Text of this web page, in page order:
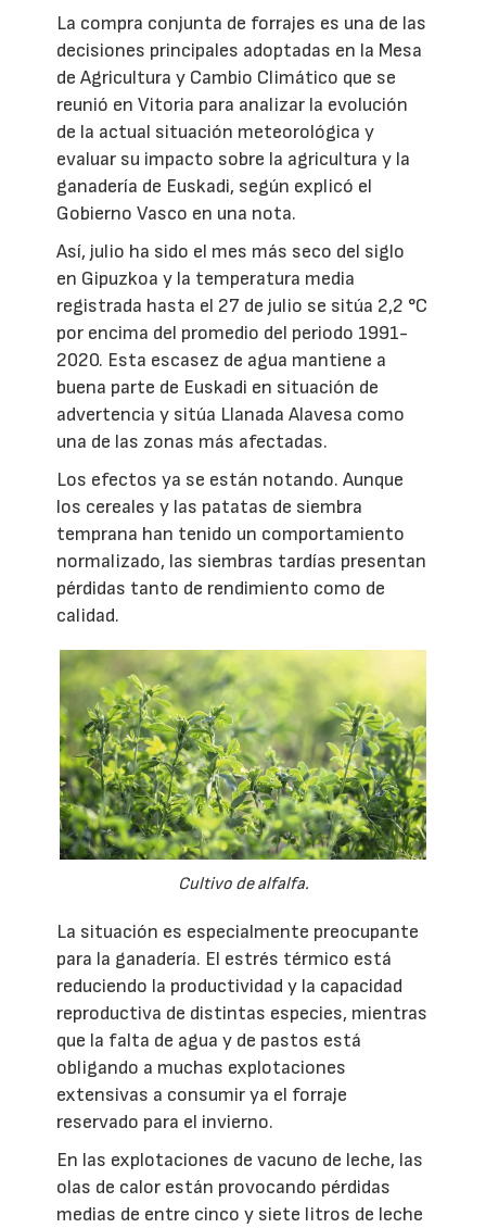
La compra conjunta de forrajes es una de las
decisiones principales adoptadas en la Mesa
de Agricultura y Cambio Climático que se
reunió en Vitoria para analizar la evolución
de la actual situación meteorológica y
evaluar su impacto sobre la agricultura y la
ganadería de Euskadi, según explicó el
Gobierno Vasco en una nota.
Así, julio ha sido el mes más seco del siglo
en Gipuzkoa y la temperatura media
registrada hasta el 27 de julio se sitúa 2,2 °C
por encima del promedio del periodo 1991-
2020. Esta escasez de agua mantiene a
buena parte de Euskadi en situación de
advertencia y sitúa Llanada Alavesa como
una de las zonas más afectadas.
Los efectos ya se están notando. Aunque
los cereales y las patatas de siembra
temprana han tenido un comportamiento
normalizado, las siembras tardías presentan
pérdidas tanto de rendimiento como de
calidad.
Cultivo de alfalfa.
La situación es especialmente preocupante
para la ganadería. El estrés térmico está
reduciendo la productividad y la capacidad
reproductiva de distintas especies, mientras
que la falta de agua y de pastos está
obligando a muchas explotaciones
extensivas a consumir ya el forraje
reservado para el invierno.
En las explotaciones de vacuno de leche, las
olas de calor están provocando pérdidas
medias de entre cinco y siete litros de leche